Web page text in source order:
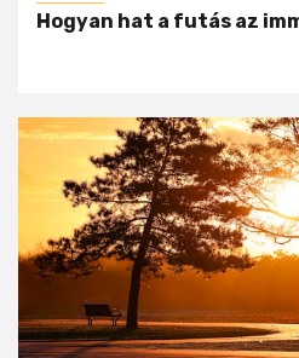
Hogyan hat a futás az